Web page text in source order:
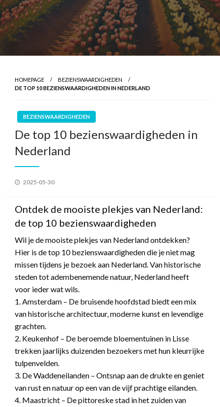
HOMEPAGE
BEZIENSWAARDIGHEDEN
DE TOP 10 BEZIENSWAARDIGHEDEN IN NEDERLAND
BEZIENSWAARDIGHEDEN
De top 10 bezienswaardigheden in
Nederland
Geplaatst
2025-05-30
Ontdek de mooiste plekjes van Nederland:
de top 10 bezienswaardigheden
Wil je de mooiste plekjes van Nederland ontdekken?
Hier is de top 10 bezienswaardigheden die je niet mag
missen tijdens je bezoek aan Nederland. Van historische
steden tot adembenemende natuur, Nederland heeft
voor ieder wat wils.
1. Amsterdam – De bruisende hoofdstad biedt een mix
van historische architectuur, moderne kunst en levendige
grachten.
2. Keukenhof – De beroemde bloementuinen in Lisse
trekken jaarlijks duizenden bezoekers met hun kleurrijke
tulpenvelden.
3. De Waddeneilanden – Ontsnap aan de drukte en geniet
van rust en natuur op een van de vijf prachtige eilanden.
4. Maastricht – De pittoreske stad in het zuiden van